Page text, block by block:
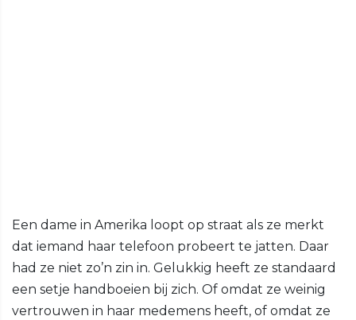
Een dame in Amerika loopt op straat als ze merkt
dat iemand haar telefoon probeert te jatten. Daar
had ze niet zo’n zin in. Gelukkig heeft ze standaard
een setje handboeien bij zich. Of omdat ze weinig
vertrouwen in haar medemens heeft, of omdat ze